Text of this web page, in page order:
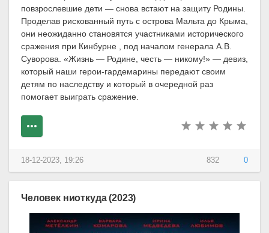
повзрослевшие дети — снова встают на защиту Родины.
Проделав рискованный путь с острова Мальта до Крыма,
они неожиданно становятся участниками исторического
сражения при Кинбурне , под началом генерала А.В.
Суворова. «Жизнь — Родине, честь — никому!» — девиз,
который наши герои-гардемарины передают своим
детям по наследству и который в очередной раз
помогает выиграть сражение.
832 0
18-12-2023, 19:26
Человек ниоткуда (2023)